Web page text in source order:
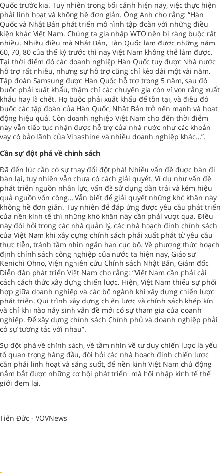
Quốc trước kia. Tuy nhiên trong bối cảnh hiện nay, việc thực hiện
phải linh hoạt và không hề đơn giản. Ông Anh cho rằng: “Hàn
Quốc và Nhật Bản phát triển mô hình tập đoàn với những điều
kiện khác Việt Nam. Chúng ta gia nhập WTO nên bị ràng buộc rất
nhiều. Nhiều điều mà Nhật Bản, Hàn Quốc làm được những năm
60, 70, 80 của thế kỷ trước thì nay Việt Nam không thể làm được.
Tại thời điểm đó các doanh nghiệp Hàn Quốc tuy được Nhà nước
hỗ trợ rất nhiều, nhưng sự hỗ trợ cũng chỉ kéo dài một vài năm.
Tập đoàn Samsung được Hàn Quốc hỗ trợ trong 5 năm, sau đó
buộc phải xuất khẩu, thậm chí các chuyên gia còn ví von rằng xuất
khẩu hay là chết. Họ buộc phải xuất khẩu để tồn tại, và điều đó
buộc các tập đoàn của Hàn Quốc, Nhật Bản trở nên mạnh và hoạt
động hiệu quả. Còn doanh nghiệp Việt Nam cho đến thời điểm
này vẫn tiếp tục nhận được hỗ trợ của nhà nước như các khoản
vay có bảo lãnh của Vinashine và nhiều doanh nghiệp khác…”.
Cần sự đột phá về chính sách
Đã đến lúc cần có sự thay đổi đột phá! Nhiều vấn đề được bàn đi
bàn lại, tuy nhiên vẫn chưa có cách giải quyết. Ví dụ như vấn đề
phát triển nguồn nhân lực, vấn đề sử dụng dàn trải và kém hiệu
quả nguồn vốn công… Vẫn biết để giải quyết những khó khăn này
không hề đơn giản. Tuy nhiên để đáp ứng được yêu cầu phát triển
của nền kinh tế thì những khó khăn này cần phải vượt qua. Điều
này đòi hỏi trong các nhà quản lý, các nhà hoạch định chính sách
của Việt Nam khi xây dựng chính sách phải xuất phát từ yêu cầu
thực tiễn, tránh tầm nhìn ngắn hạn cục bộ. Về phương thức hoạch
định chính sách công nghiệp của nước ta hiện nay, Giáo sư
Kenichi Ohno, Viện nghiên cứu Chính sách Nhật Bản, Giám đốc
Diễn đàn phát triển Việt Nam cho rằng: “Việt Nam cần phải cải
cách cách thức xây dựng chiến lược. Hiện, Việt Nam thiếu sự phối
hợp giữa doanh nghiệp và các bộ ngành khi xây dựng chiến lược
phát triển. Qui trình xây dựng chiến lược và chính sách khép kín
và chỉ khi nào nảy sinh vấn đề mới có sự tham gia của doanh
nghiệp. Để xây dựng chính sách Chính phủ và doanh nghiệp phải
có sự tương tác với nhau”.
Sự đột phá về chính sách, về tầm nhìn về tư duy chiến lược là yếu
tố quan trọng hàng đầu, đòi hỏi các nhà hoạch định chiến lược
cần phải linh hoạt và sáng suốt, để nền kinh Việt Nam chủ động
nắm bắt được những cơ hội phát triển mà hội nhập kinh tế thế
giới đem lại.
Tiến Đức - VOVNews